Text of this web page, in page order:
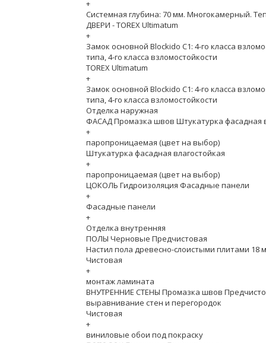
+
Системная глубина: 70 мм. Многокамерный.
ДВЕРИ - TOREX Ultimatum
+
Замок основной Blockido C1: 4-го класса
типа, 4-го класса взломостойкости
TOREX Ultimatum
+
Замок основной Blockido C1: 4-го класса
типа, 4-го класса взломостойкости
Отделка наружная
ФАСАД Промазка швов Штукатурка фасадная
+
паропроницаемая (цвет на выбор)
Штукатурка фасадная влагостойкая
+
паропроницаемая (цвет на выбор)
ЦОКОЛЬ Гидроизоляция Фасадные панели
+
Фасадные панели
+
Отделка внутренняя
ПОЛЫ Черновые Предчистовая
Настил пола древесно-слоистыми плитами 18
Чистовая
+
монтаж ламината
ВНУТРЕННИЕ СТЕНЫ Промазка швов
выравнивание стен и перегородок
Чистовая
+
виниловые обои под покраску